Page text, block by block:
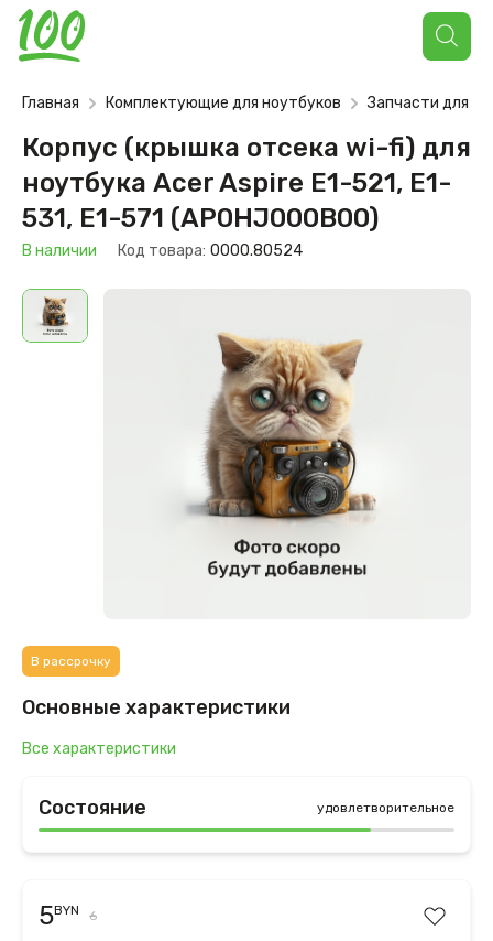
Поиск
товаров
Главная Комплектующие для ноутбуков Запчасти для
Корпус (крышка отсека wi-fi) для
ноутбука Acer Aspire E1-521, E1-
531, E1-571 (AP0HJ000B00)
В наличии Код товара: 0000.80524
В рассрочку
Основные характеристики
Все характеристики
Состояние удовлетворительное
5BYN 6